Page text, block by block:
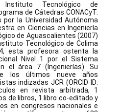
Tecnológico de
de Cátedras CONACyT.
por la Universidad Autónoma
en Ciencias en Ingeniería
de Aguascalientes (2007)
Tecnológico de Colima
esta profesora ostenta la
Nivel 1 por el Sistema
el área 7 (Ingenierías). Su
los últimos nueve años
indizadas JCR (ORCID ID:
en revista arbitrada, 1
de libros, 1 libro co-editado y
en congresos nacionales e